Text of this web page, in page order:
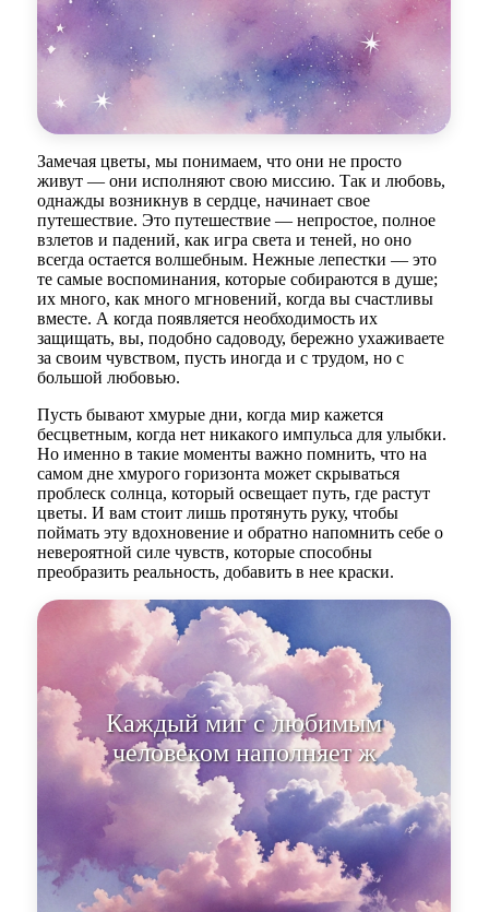
Замечая цветы, мы понимаем, что они не просто
живут — они исполняют свою миссию. Так и любовь,
однажды возникнув в сердце, начинает свое
путешествие. Это путешествие — непростое, полное
взлетов и падений, как игра света и теней, но оно
всегда остается волшебным. Нежные лепестки — это
те самые воспоминания, которые собираются в душе;
их много, как много мгновений, когда вы счастливы
вместе. А когда появляется необходимость их
защищать, вы, подобно садоводу, бережно ухаживаете
за своим чувством, пусть иногда и с трудом, но с
большой любовью.
Пусть бывают хмурые дни, когда мир кажется
бесцветным, когда нет никакого импульса для улыбки.
Но именно в такие моменты важно помнить, что на
самом дне хмурого горизонта может скрываться
проблеск солнца, который освещает путь, где растут
цветы. И вам стоит лишь протянуть руку, чтобы
поймать эту вдохновение и обратно напомнить себе о
невероятной силе чувств, которые способны
преобразить реальность, добавить в нее краски.
Каждый миг с любимым
человеком наполняет жизнь смы